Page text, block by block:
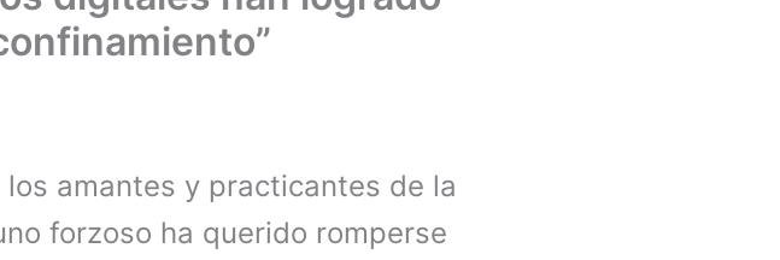
amantes y practicantes de la
forzoso ha querido romperse